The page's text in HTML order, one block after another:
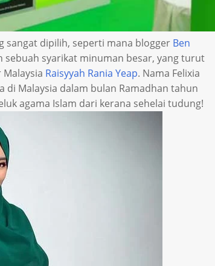
sangat dipilih, seperti mana blogger Ben
syarikat minuman besar, yang turut
Raisyyah Rania Yeap. Nama Felixia
di Malaysia dalam bulan Ramadhan tahun
agama Islam dari kerana sehelai tudung!